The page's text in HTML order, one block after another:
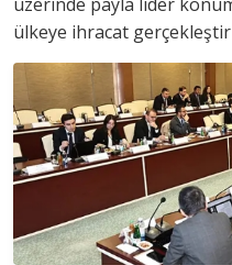
ülkeye ihracat